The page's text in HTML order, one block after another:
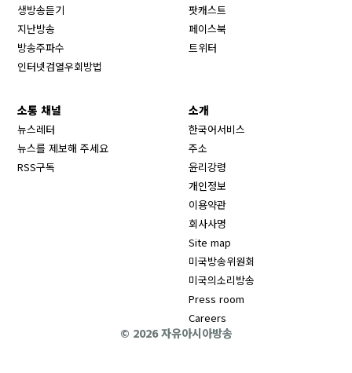
생방송듣기
지난방송
방송주파수
인터넷검열우회방법
팟캐스트
페이스북
트위터
소통 채널
뉴스레터
뉴스를 제보해 주세요
RSS구독
소개
한국어서비스
주소
윤리강령
개인정보
이용약관
회사사명
Site map
미국방송위원회
미국의소리방송
Press room
Careers
© 2026 자유아시아방송